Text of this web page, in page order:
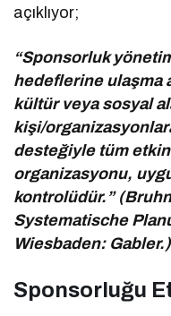
açıklıyor;
“Sponsorluk
hedeflerine ulaşma
kültür veya sosyal
kişi/
desteğiyle tüm
organizasyonu,
kontrolüdür.”
Systematische
Wiesbaden: Gabler.)
Sponsorluğu